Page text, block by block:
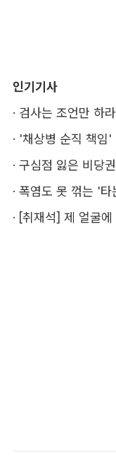
인기기사
·
·
·
·
· [취재석] 제 얼굴